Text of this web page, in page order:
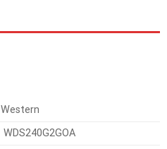
Western
WDS240G2GOA